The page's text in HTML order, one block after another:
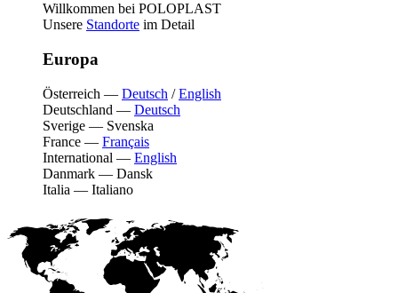
Willkommen bei POLOPLAST
Unsere Standorte im Detail
Europa
Österreich — Deutsch /English
Deutschland — Deutsch
Sverige — Svenska
France — Français
International — English
Danmark — Dansk
Italia — Italiano